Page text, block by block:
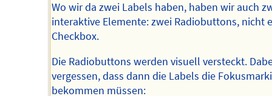
Wo wir da zwei Labels haben, haben wir auch
interaktive Elemente: zwei Radiobuttons, nicht
Checkbox.
Die Radiobuttons werden visuell versteckt.
vergessen, dass dann die Labels die
bekommen müssen: